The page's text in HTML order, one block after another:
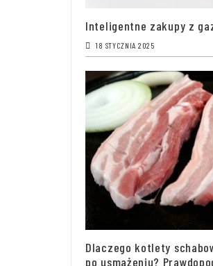
Inteligentne zakupy z
18 STYCZNIA 2025
Dlaczego kotlety
po usmażeniu?